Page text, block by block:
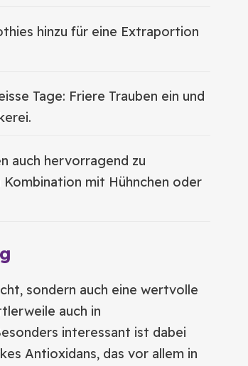
hinzu für eine Extraportion
Tage: Friere Trauben ein und
auch hervorragend zu
mit Hühnchen oder
sondern auch eine wertvolle
auch in
interessant ist dabei
Antioxidans, das vor allem in